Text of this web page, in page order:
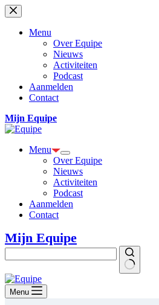
Ga
naar
Menu
Over Equipe
Nieuws
Activiteiten
Podcast
Aanmelden
Contact
Mijn Equipe
Menu
Over Equipe
Nieuws
Activiteiten
Podcast
Aanmelden
Contact
Mijn Equipe
Geen
resultaten
Menu